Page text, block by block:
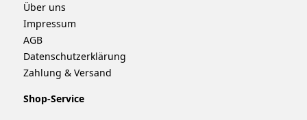
Über uns
Impressum
AGB
Datenschutzerklärung
Zahlung & Versand
Shop-Service